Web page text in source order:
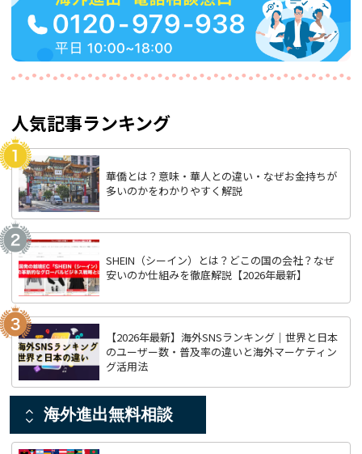
人気記事ランキング
華僑とは？意味・華人との違い・なぜお金持ちが
多いのかをわかりやすく解説
SHEIN（シーイン）とは？どこの国の会社？なぜ
安いのか仕組みを徹底解説【2026年最新】
【2026年最新】海外SNSランキング｜世界と日本
のユーザー数・普及率の違いと海外マーケティン
グ活用法
新着記事TOP5
海外進出無料相談